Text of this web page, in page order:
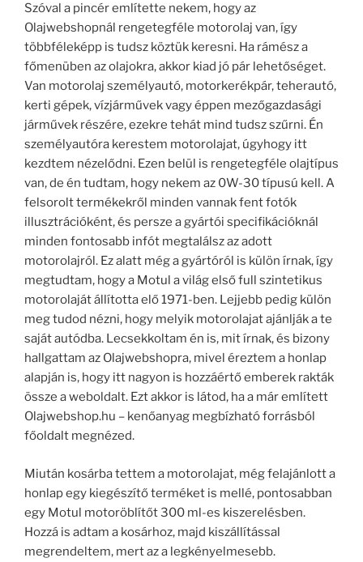
Szóval a pincér említette nekem, hogy az
Olajwebshopnál rengetegféle motorolaj van, így
többféleképp is tudsz köztük keresni. Ha rámész a
főmenüben az olajokra, akkor kiad jó pár lehetőséget.
Van motorolaj személyautó, motorkerékpár, teherautó,
kerti gépek, vízjárművek vagy éppen mezőgazdasági
járművek részére, ezekre tehát mind tudsz szűrni. Én
személyautóra kerestem motorolajat, úgyhogy itt
kezdtem nézelődni. Ezen belül is rengetegféle olajtípus
van, de én tudtam, hogy nekem az 0W-30 típusú kell. A
felsorolt termékekről minden vannak fent fotók
illusztrációként, és persze a gyártói specifikációknál
minden fontosabb infót megtalálsz az adott
motorolajról. Ez alatt még a gyártóról is külön írnak, így
megtudtam, hogy a Motul a világ első full szintetikus
motorolaját állította elő 1971-ben. Lejjebb pedig külön
meg tudod nézni, hogy melyik motorolajat ajánlják a te
saját autódba. Lecsekkoltam én is, mit írnak, és bizony
hallgattam az Olajwebshopra, mivel éreztem a honlap
alapján is, hogy itt nagyon is hozzáértő emberek rakták
össze a weboldalt. Ezt akkor is látod, ha a már említett
Olajwebshop.hu – kenőanyag megbízható forrásból
főoldalt megnézed.
Miután kosárba tettem a motorolajat, még felajánlott a
honlap egy kiegészítő terméket is mellé, pontosabban
egy Motul motoröblítőt 300 ml-es kiszerelésben.
Hozzá is adtam a kosárhoz, majd kiszállítással
megrendeltem, mert az a legkényelmesebb.